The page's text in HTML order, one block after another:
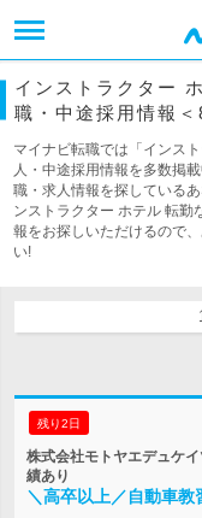
インストラクター
職・中途採用情報
マイナビ転職では「インス
人・中途採用情報を多数掲
職・求人情報を探している
ンストラクター ホテル 転勤
報をお探しいただけるので
い!
残り2日
株式会社モトヤエデュケ
績あり
＼高卒以上／自動車教